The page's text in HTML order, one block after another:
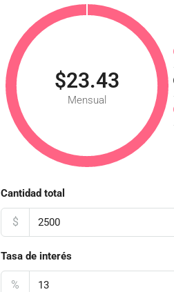
$23.43
Mensual
Cantidad total
$
Tasa de interés
%